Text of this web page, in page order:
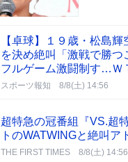
【卓球】１９歳・松島
を決め絶叫「激戦で勝
フルゲーム激闘制す…
スポーツ報知 8/8(土) 14:56
超特急の冠番組『VS.超
トのWATWINGと絶叫
THE FIRST TIMES 8/8(土) 14:56